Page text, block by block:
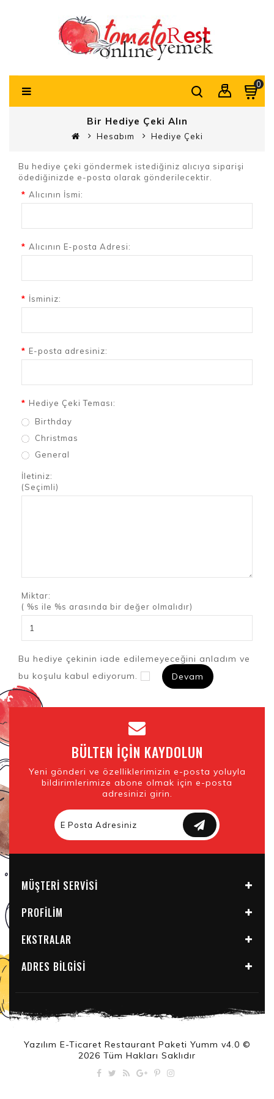
0
Bir Hediye Çeki Alın
Hesabım Hediye Çeki
Bu hediye çeki göndermek istediğiniz alıcıya siparişi
ödediğinizde e-posta olarak gönderilecektir.
Alıcının İsmi:
Alıcının E-posta Adresi:
İsminiz:
E-posta adresiniz:
Hediye Çeki Teması:
Birthday
Christmas
General
İletiniz:
(Seçimli)
Miktar:
( %s ile %s arasında bir değer olmalıdır)
Bu hediye çekinin iade edilemeyeceğini anladım ve
bu koşulu kabul ediyorum.
BÜLTEN IÇIN KAYDOLUN
Yeni gönderi ve özelliklerimizin e-posta yoluyla
bildirimlerimize abone olmak için e-posta
adresinizi girin.
MÜŞTERI SERVISI
PROFILIM
EKSTRALAR
ADRES BILGISI
Yazılım E-Ticaret Restaurant Paketi Yumm v4.0 ©
2026 Tüm Hakları Saklıdır